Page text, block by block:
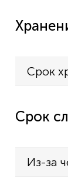
Срок
Срок
Из-за